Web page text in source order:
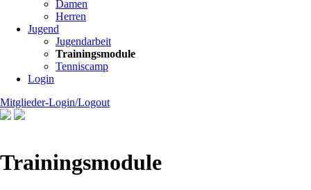
Damen
Herren
Jugend
Jugendarbeit
Trainingsmodule
Tenniscamp
Login
Mitglieder-Login/Logout
Trainingsmodule